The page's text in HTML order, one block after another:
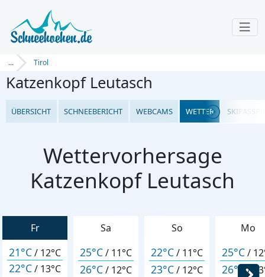
... Tirol
Katzenkopf Leutasch
ÜBERSICHT SCHNEEBERICHT WEBCAMS WETTER
Wettervorhersage
Katzenkopf Leutasch
Fr
21°C/ 12°C
22°C/ 13°C
Sa
25°C/ 11°C
26°C/ 12°C
So
22°C/ 11°C
23°C/ 12°C
Mo
25°C/
26°C /